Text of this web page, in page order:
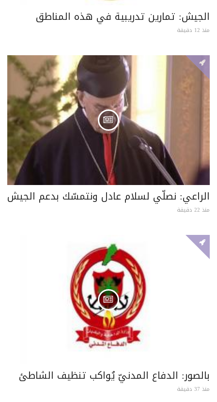
الجيش: تمارين تدريبية في هذه المناطق
منذ 12 دقيقة
الراعي: نصلّي لسلام عادل ونتمسّك بدعم الجيش
منذ 22 دقيقة
بالصور: الدفاع المدنيّ يُواكب تنظيف الشاطئ
منذ 37 دقيقة